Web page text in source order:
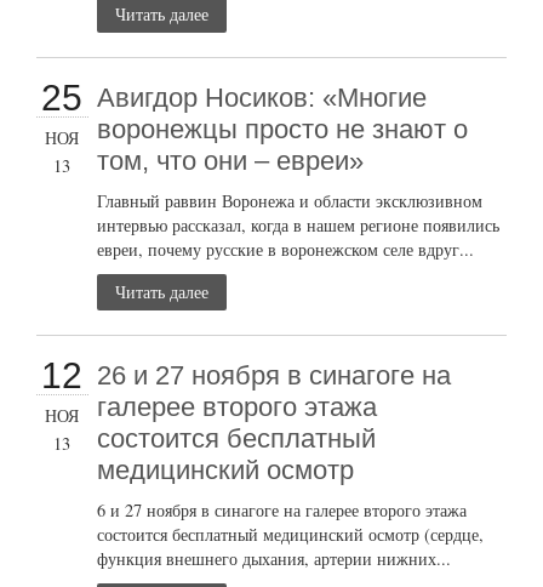
Читать далее
25
НОЯ
13
Авигдор Носиков: «Многие
воронежцы просто не знают о
том, что они – евреи»
Главный раввин Воронежа и области эксклюзивном
интервью рассказал, когда в нашем регионе появились
евреи, почему русские в воронежском селе вдруг...
Читать далее
12
НОЯ
13
26 и 27 ноября в синагоге на
галерее второго этажа
состоится бесплатный
медицинский осмотр
6 и 27 ноября в синагоге на галерее второго этажа
состоится бесплатный медицинский осмотр (сердце,
функция внешнего дыхания, артерии нижних...